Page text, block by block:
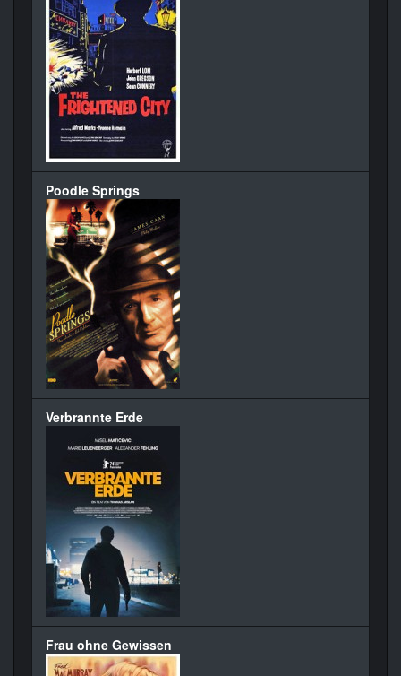
Poodle Springs
Verbrannte Erde
Frau ohne Gewissen